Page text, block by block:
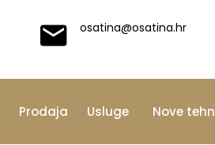
osatina@osatina.hr
Prodaja Usluge Nove